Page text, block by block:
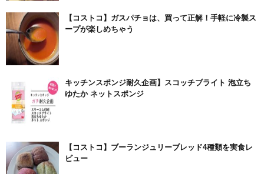
【コストコ】ガスパチョは、買って正解！手軽に冷製ス
ープが楽しめちゃう
キッチンスポンジ耐久企画】スコッチブライト 泡立ち
ゆたか ネットスポンジ
【コストコ】ブーランジュリーブレッド4種類を実食レ
ビュー